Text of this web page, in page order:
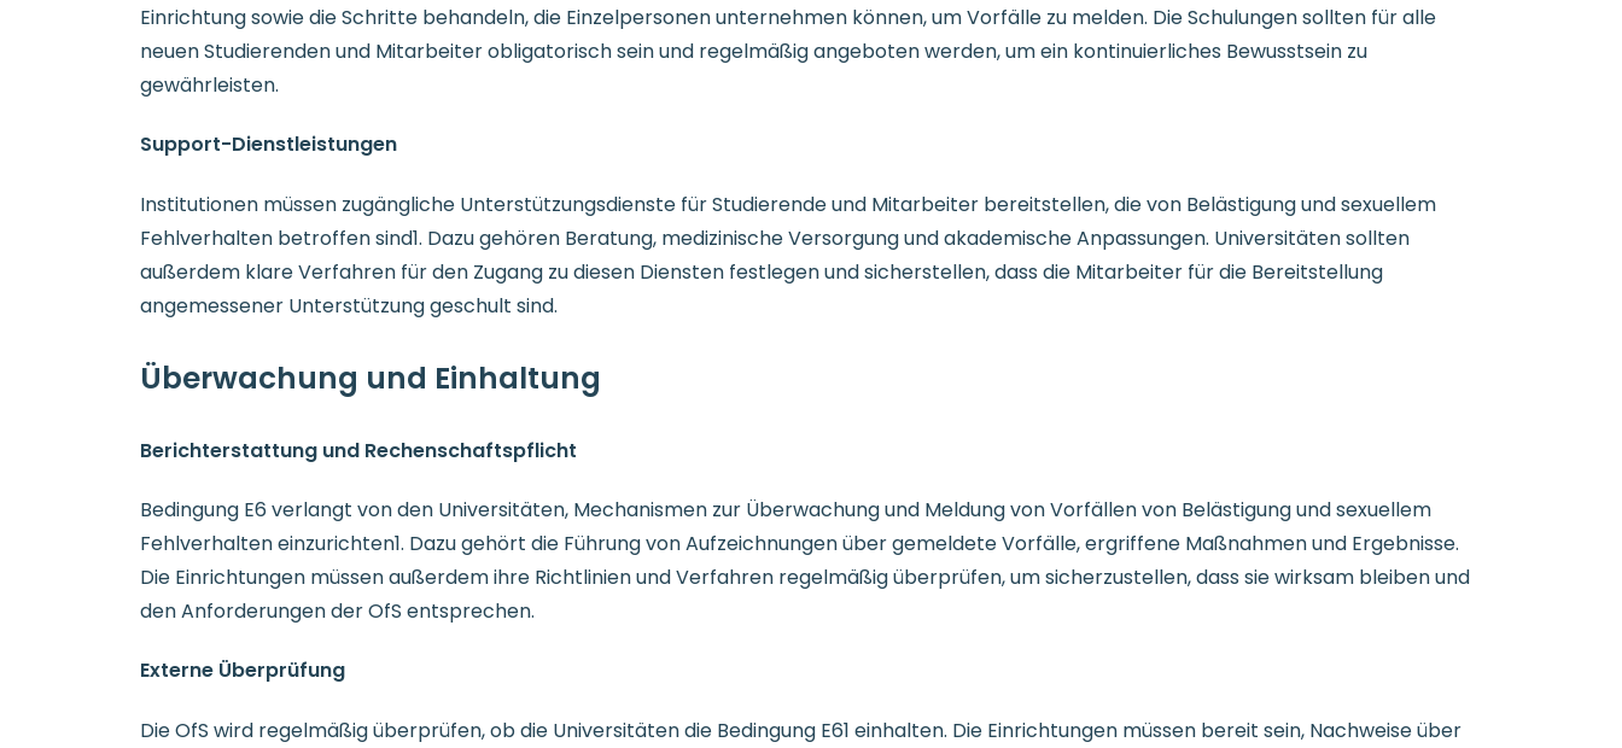
Einrichtung sowie die Schritte behandeln, die Einzelpersonen unternehmen können, um Vorfälle zu melden. Die Schulungen sollten für alle
neuen Studierenden und Mitarbeiter obligatorisch sein und regelmäßig angeboten werden, um ein kontinuierliches Bewusstsein zu
gewährleisten.
Support-Dienstleistungen
Institutionen müssen zugängliche Unterstützungsdienste für Studierende und Mitarbeiter bereitstellen, die von Belästigung und sexuellem
Fehlverhalten betroffen sind1. Dazu gehören Beratung, medizinische Versorgung und akademische Anpassungen. Universitäten sollten
außerdem klare Verfahren für den Zugang zu diesen Diensten festlegen und sicherstellen, dass die Mitarbeiter für die Bereitstellung
angemessener Unterstützung geschult sind.
Überwachung und Einhaltung
Berichterstattung und Rechenschaftspflicht
Bedingung E6 verlangt von den Universitäten, Mechanismen zur Überwachung und Meldung von Vorfällen von Belästigung und sexuellem
Fehlverhalten einzurichten1. Dazu gehört die Führung von Aufzeichnungen über gemeldete Vorfälle, ergriffene Maßnahmen und Ergebnisse.
Die Einrichtungen müssen außerdem ihre Richtlinien und Verfahren regelmäßig überprüfen, um sicherzustellen, dass sie wirksam bleiben und
den Anforderungen der OfS entsprechen.
Externe Überprüfung
Die OfS wird regelmäßig überprüfen, ob die Universitäten die Bedingung E61 einhalten. Die Einrichtungen müssen bereit sein, Nachweise über